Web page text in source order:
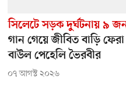
সিলেটে সড়ক দুর্ঘটনায় ৯
গান গেয়ে জীবিত বাড়ি
বাউল পেহেলি ভৈরবীর
০৭ আগস্ট ২০২৬